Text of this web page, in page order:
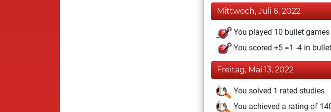
Mittwoch, Juli 6, 2022
You played 10 bullet games
You scored +5 =1 -4 in bullet
Freitag, Mai 13, 2022
You solved 1 rated studies
You achieved a rating of